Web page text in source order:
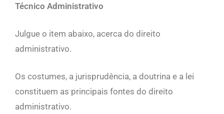
Técnico Administrativo
Julgue o item abaixo, acerca do direito
administrativo.
Os costumes, a jurisprudência, a doutrina e a lei
constituem as principais fontes do direito
administrativo.